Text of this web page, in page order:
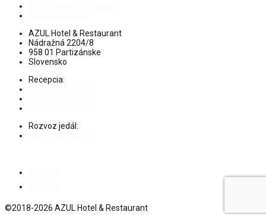
AZUL Hotel & Restaurant
Nádražná 2204/8
958 01 Partizánske
Slovensko
Recepcia:
Rozvoz jedál:
©2018-2026 AZUL Hotel & Restaurant